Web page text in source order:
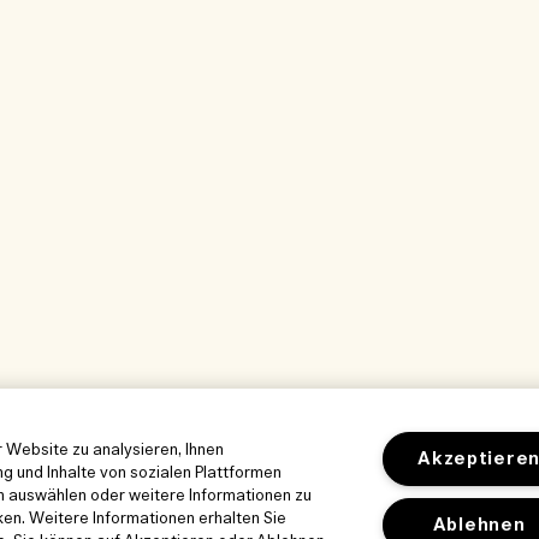
zu analysieren, Ihnen
und Inhalte von sozialen Plattformen
auswählen oder weitere Informationen zu
Weitere Informationen erhalten Sie
Ablehnen